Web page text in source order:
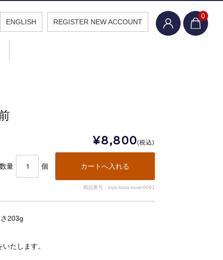
0
REGISTER NEW ACCOUNT
ENGLISH
¥8,800(税込)
数量 個
商品番号：bize-bata-bowl-0091
203g
たします。